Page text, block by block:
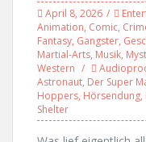
April 8, 2026
Animation, Comic,
Fantasy, Gangster,
Martial-Arts, Musik,
Western
Astronaut, Der Super
Hoppers, Hörsendung,
Shelter